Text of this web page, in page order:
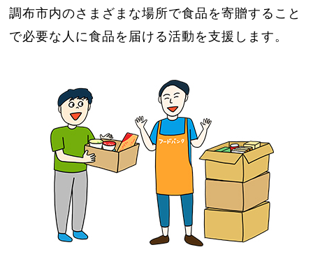
調布市内のさまざまな場所で食品を寄贈すること
で必要な人に食品を届ける活動を支援します。